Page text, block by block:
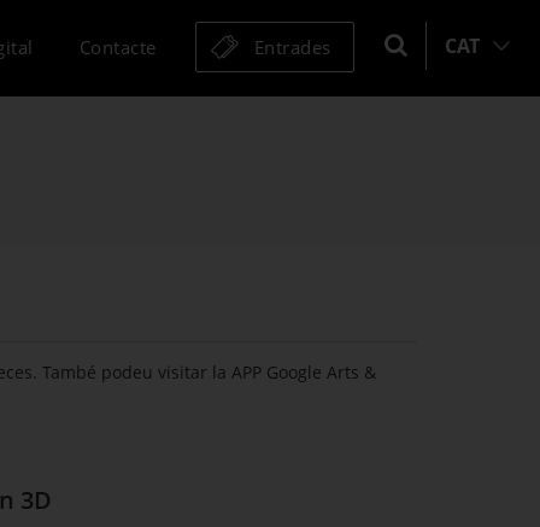
Contacte Entrades CAT
També podeu visitar la APP Google Arts &
3D